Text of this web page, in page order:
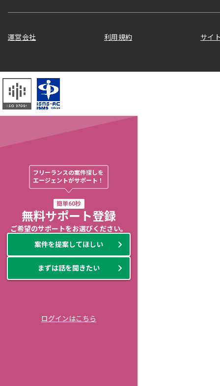
運営会社 利用規約 サイ
フリーランスの案件探しを
エージェントがサポート！
簡単60秒
無料サポート登録
ご希望のサポートをお選びください。
案件を提案してほしい
まずは話を聞きたい
ログインはこちら